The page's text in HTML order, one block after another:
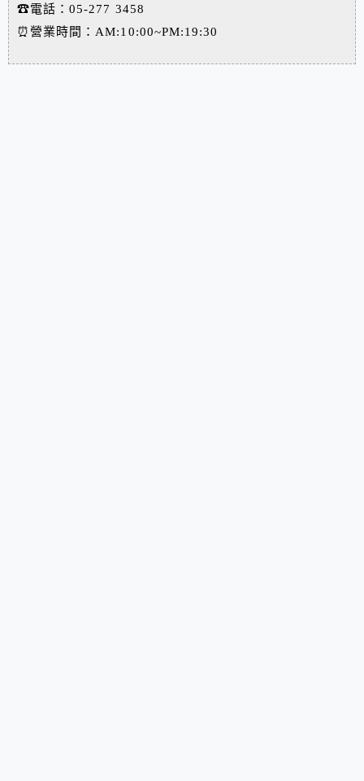
☎電話：05-277 3458
⏰營業時間：AM:10:00~PM:19:30